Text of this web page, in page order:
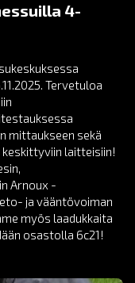
4-
Tervetuloa
mittaukseen sekä
keskittyviin laitteisiin!
Arnoux -
ja vääntövoiman
myös laadukkaita
osastolla 6c21!